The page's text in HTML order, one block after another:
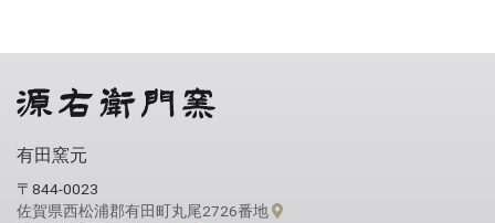
有田窯元
〒844-0023
佐賀県西松浦郡有田町丸尾2726番地